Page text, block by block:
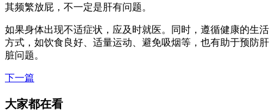
其频繁放屁，不一定是肝有问题。
如果身体出现不适症状，应及时就医。同时，遵循健康的生活
方式，如饮食良好、适量运动、避免吸烟等，也有助于预防肝
脏问题。
下一篇
大家都在看